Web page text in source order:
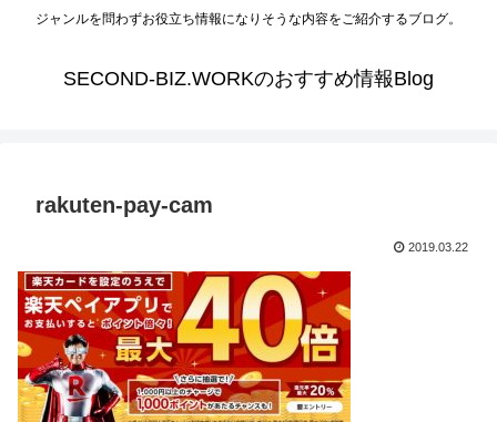
ジャンルを問わずお役立ち情報になりそうな内容をご紹介するブログ。
SECOND-BIZ.WORKのおすすめ情報Blog
rakuten-pay-cam
2019.03.22